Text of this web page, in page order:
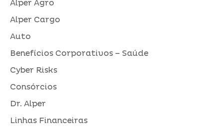
Alper Agro
Alper Cargo
Auto
Benefícios Corporativos – Saúde
Cyber Risks
Consórcios
Dr. Alper
Linhas Financeiras